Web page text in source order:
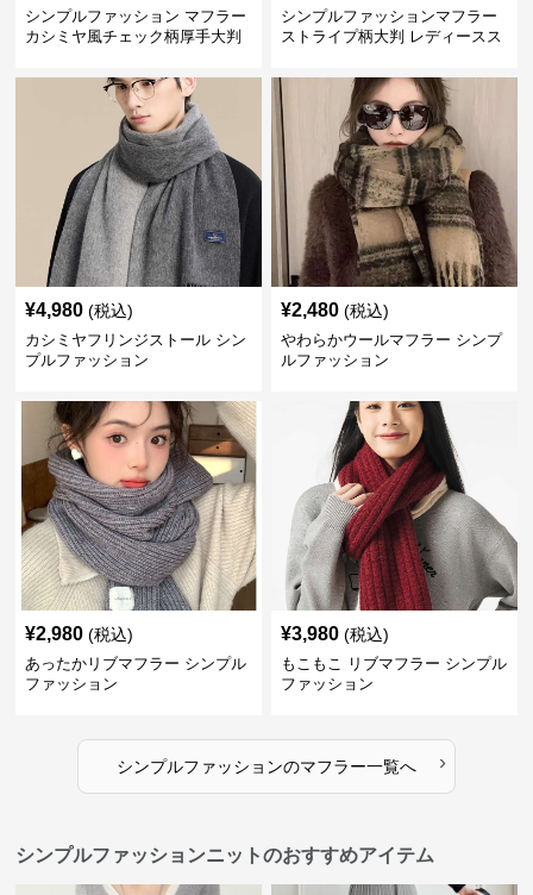
シンプルファッション マフラー
カシミヤ風チェック柄厚手大判
シンプルファッションマフラー
ストライプ柄大判 レディースス
¥4,980 (税込)
カシミヤフリンジストール シン
プルファッション
¥2,480 (税込)
やわらかウールマフラー シンプ
ルファッション
¥2,980 (税込)
あったかリブマフラー シンプル
ファッション
¥3,980 (税込)
もこもこ リブマフラー シンプル
ファッション
シンプルファッションのマフラー一覧へ ›
シンプルファッションニットのおすすめアイテム